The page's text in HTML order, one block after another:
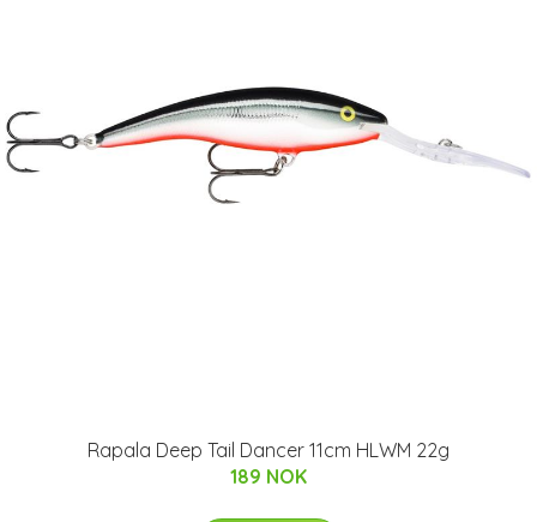
Rapala Deep Tail Dancer 11cm HLWM 22g
189 NOK